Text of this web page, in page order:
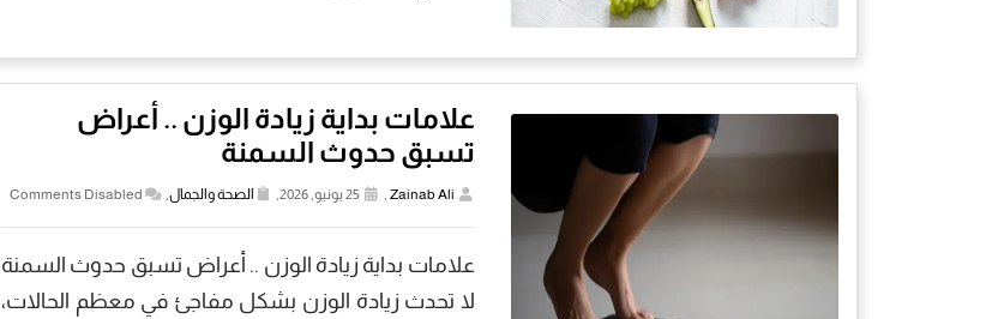
علامات بداية زيادة الوزن .. أعراض
تسبق حدوث السمنة
Zainab Ali
, 25 يونيو, 2026, الصحة والجمال,
Comments Disabled
علامات بداية زيادة الوزن .. أعراض تسبق حدوث السمنة
لا تحدث زيادة الوزن بشكل مفاجئ في معظم الحالات،